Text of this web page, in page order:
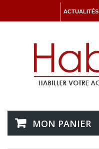
ACTUALITÉS
MON PANIER